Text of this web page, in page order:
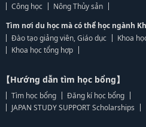
Công học
Nông Thủy sản
Tìm nơi du học mà có thể học ngành
Đào tạo giảng viên, Giáo dục
Khoa
Khoa học tổng hợp
【Hướng dẫn tìm học bổng】
Tìm học bổng
Đăng kí học bổng
JAPAN STUDY SUPPORT Scholarships